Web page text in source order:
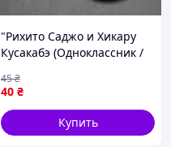
"Рихито Саджо и Хикару
Кусакабэ (Одноклассник /
круглый Ø44 мм
40 ₴
45₴
Купить